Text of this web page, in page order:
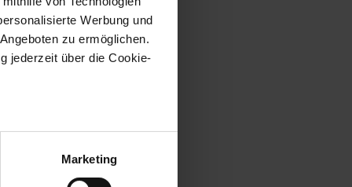
Werbung und
zu ermöglichen.
jederzeit über die Cookie-
sein können
Präferenzen imAbschnitt
Marketing